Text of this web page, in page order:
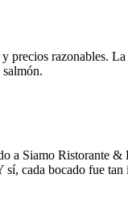
precios razonables.
a Siamo Ristorante
cada bocado fue